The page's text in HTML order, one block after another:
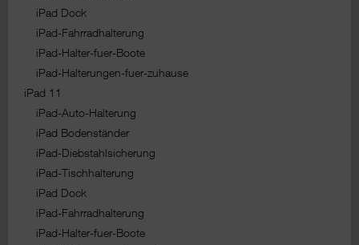
iPad Dock
iPad-Fahrradhalterung
iPad-Halter-fuer-Boote
iPad-Halterungen-fuer-zuhause
iPad 11
iPad-Auto-Halterung
iPad Bodenständer
iPad-Diebstahlsicherung
iPad-Tischhalterung
iPad Dock
iPad-Fahrradhalterung
iPad-Halter-fuer-Boote